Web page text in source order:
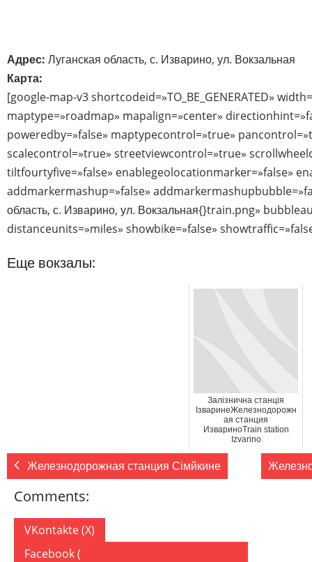
Адрес: Луганская область, с. Изварино, ул. Вокзальная
Карта:
[google-map-v3 shortcodeid=»TO_BE_GENERATED»
maptype=»roadmap» mapalign=»center»
poweredby=»false» maptypecontrol=»true»
scalecontrol=»true» streetviewcontrol=»true»
tiltfourtyfive=»false» enablegeolocationmarker=»false»
addmarkermashup=»false»
область, с. Изварино, ул. Вокзальная{}train.png»
distanceunits=»miles» showbike=»false»
Еще вокзалы:
Залізнична станція
ІзваринеЖелезнодорожн
ая станция
ИзвариноTrain station
Izvarino
Железнодорожная станция Сімйкине
Comments:
VKontakte (X)
Facebook (